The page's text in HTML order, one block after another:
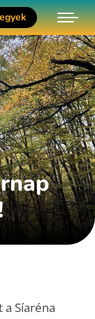
Síaréna